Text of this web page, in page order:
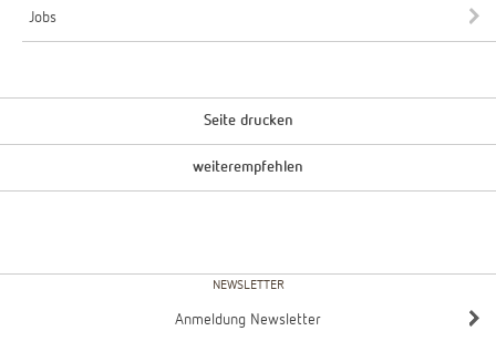
Jobs
Seite drucken
weiterempfehlen
NEWSLETTER
Anmeldung Newsletter